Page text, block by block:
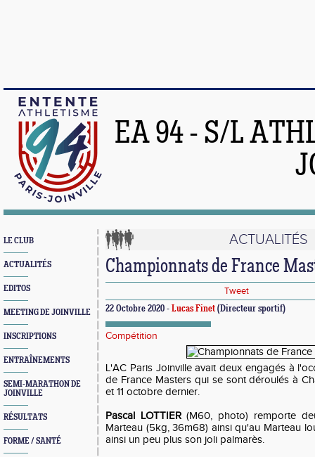
EA 94 - S/L
LE CLUB
ACTUALITÉS
EDITOS
MEETING DE JOINVILLE
INSCRIPTIONS
ENTRAÎNEMENTS
SEMI-MARATHON DE
JOINVILLE
RÉSULTATS
FORME / SANTÉ
ACTUALITÉS
Championnats de France
Tweet
22 Octobre 2020 - Lucas Finet (Directeur sportif)
Compétition
L'AC Paris Joinville avait deux engagés à
de France Masters qui se sont déroulés à
et 11 octobre dernier.
Pascal LOTTIER(M60, photo) remporte
Marteau (5kg, 36m68) ainsi qu'au Marteau
ainsi un peu plus son joli palmarès.